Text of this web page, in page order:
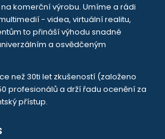
komerční výrobu. Umíme a rádi
- videa, virtuální realitu,
to přináší výhodu snadné
a osvědčeným
než 30ti let zkušeností (založeno
profesionálů a drží řadu ocenění za
přístup.